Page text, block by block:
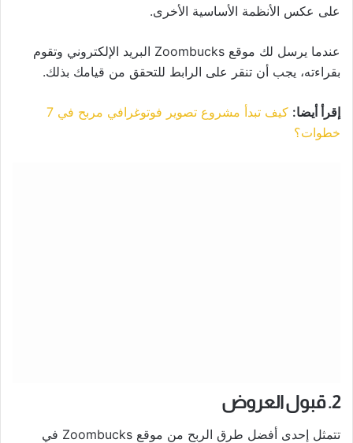
على عكس الأنظمة الأساسية الأخرى.
عندما يرسل لك موقع Zoombucks البريد الإلكتروني وتقوم
بقراءته، يجب أن تنقر على الرابط للتحقق من قيامك بذلك.
إقرأ أيضا:
كيف تبدأ مشروع تصوير فوتوغرافي مربح في 7
خطوات؟
2. قبول العروض
تتمثل إحدى أفضل طرق الربح من موقع Zoombucks في